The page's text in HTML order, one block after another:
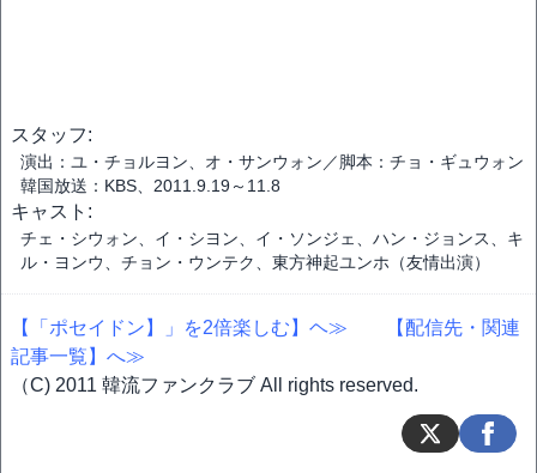
スタッフ:
演出：ユ・チョルヨン、オ・サンウォン／脚本：チョ・ギュウォン
韓国放送：KBS、2011.9.19～11.8
キャスト:
チェ・シウォン、イ・シヨン、イ・ソンジェ、ハン・ジョンス、キ
ル・ヨンウ、チョン・ウンテク、東方神起ユンホ（友情出演）
【「ポセイドン】」を2倍楽しむ】ヘ≫
【配信先・関連
記事一覧】へ≫
（C) 2011 韓流ファンクラブ All rights reserved.